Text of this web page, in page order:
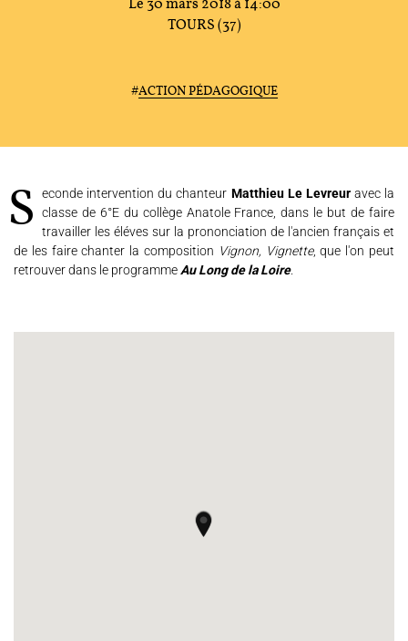
L'ENSEMBLE JACQUES MODERNE
PROGRAMMES
MÉDIATION CULTURELLE
Le 30 mars 2018 à 14:00
TOURS (37)
#ACTION PÉDAGOGIQUE
Seconde intervention du chanteur Matthieu Le Levreuravec la
classe de 6°E du collège Anatole France, dans le but de faire
travailler les éléves sur la prononciation de l'ancien français et
de les faire chanter la composition Vignon, Vignette, que l'on peut
retrouver dans le programme Au Long de la Loire.